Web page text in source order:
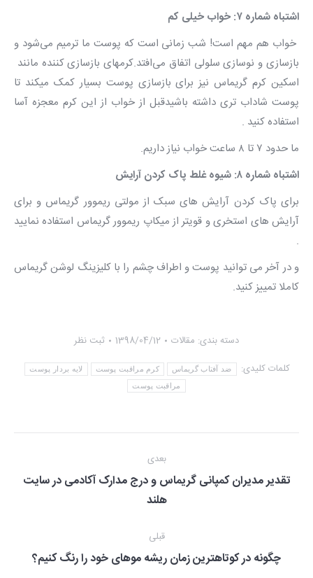
اشتباه شماره ۷: خواب خیلی کم
خواب هم مهم است! شب زمانی است که پوست ما ترمیم می‌شود و
بازسازی و نوسازی سلولی اتفاق می‌افتد.کرمهای بازسازی کننده مانند
اسکین کرم گریماس نیز برای بازسازی پوست بسیار کمک میکند تا
پوست شاداب تری داشته باشیدقبل از خواب از این کرم معجزه آسا
استفاده کنید .
ما حدود ۷ تا ۸ ساعت خواب نیاز داریم.
اشتباه شماره ۸: شیوه‌ غلط پاک کردن آرایش
برای پاک کردن آرایش های سبک از مولتی ریموور گریماس و برای
آرایش های استخری و قویتر از میکاپ ریموور گریماس استفاده نمایید
.
و در آخر می توانید پوست و اطراف چشم را با کلیزینگ لوشن گریماس
کاملا تمییز کنید.
دسته بندی: مقالات 1398/04/12
ثبت نظر
کلمات کلیدی:
ضد آفتاب گریماس کرم مراقبت پوست
لایه بردار پوست
مراقبت پوست
مقاله
قبلی
مقاله
چگونه در کوتاهترین زمان ریشه موهای خود را رنگ کنیم؟
بعدی
مقاله
تقدیر مدیران کمپانی گریماس و درج مدارک آکادمی در سایت
هلند